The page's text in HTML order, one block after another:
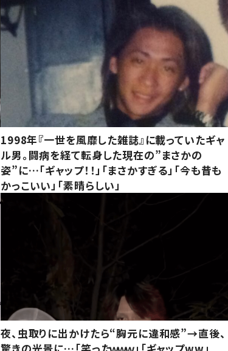
1998年『一世を風靡した雑誌』に載っていたギャ
ル男。闘病を経て転身した現在の”まさかの
姿”に…「ギャップ！！」「まさかすぎる」「今も昔も
かっこいい」「素晴らしい」
夜、虫取りに出かけたら“胸元に違和感”→直後、